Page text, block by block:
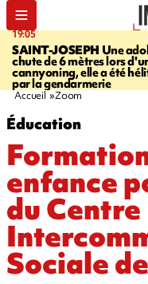
19:05
SAINT-JOSEPH Une
chute de 6 mètres lors
cannyoning, elle a été
par la gendarmerie
Accueil Zoom
Éducation
enfance
du Centre
Sociale